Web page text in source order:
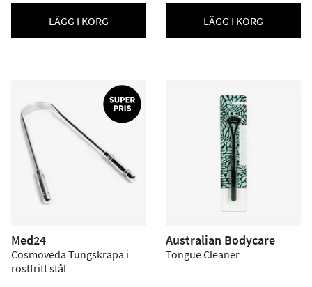
LÄGG I KORG LÄGG I KORG
Med24
Cosmoveda Tungskrapa i
rostfritt stål
Australian Bodycare
Tongue Cleaner